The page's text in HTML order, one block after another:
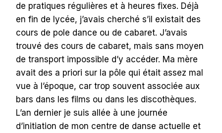
de pratiques régulières et à heures fixes. Déjà
en fin de lycée, j’avais cherché s’il existait des
cours de pole dance ou de cabaret. J’avais
trouvé des cours de cabaret, mais sans moyen
de transport impossible d’y accéder. Ma mère
avait des a priori sur la pôle qui était assez mal
vue à l’époque, car trop souvent associée aux
bars dans les films ou dans les discothèques.
L’an dernier je suis allée à une journée
d’initiation de mon centre de danse actuelle et